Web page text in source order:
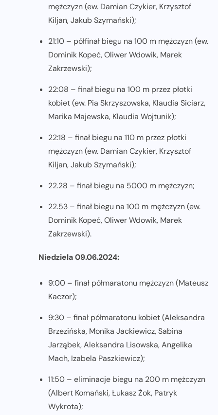
mężczyzn (ew. Damian Czykier, Krzysztof
Kiljan, Jakub Szymański);
21:10 – półfinał biegu na 100 m mężczyzn (ew.
Dominik Kopeć, Oliwer Wdowik, Marek
Zakrzewski);
22:08 – finał biegu na 100 m przez płotki
kobiet (ew. Pia Skrzyszowska, Klaudia Siciarz,
Marika Majewska, Klaudia Wojtunik);
22:18 – finał biegu na 110 m przez płotki
mężczyzn (ew. Damian Czykier, Krzysztof
Kiljan, Jakub Szymański);
22.28 – finał biegu na 5000 m mężczyzn;
22.53 – finał biegu na 100 m mężczyzn (ew.
Dominik Kopeć, Oliwer Wdowik, Marek
Zakrzewski).
Niedziela 09.06.2024:
9:00 – finał półmaratonu mężczyzn (Mateusz
Kaczor);
9:30 – finał półmaratonu kobiet (Aleksandra
Brzezińska, Monika Jackiewicz, Sabina
Jarząbek, Aleksandra Lisowska, Angelika
Mach, Izabela Paszkiewicz);
11:50 – eliminacje biegu na 200 m mężczyzn
(Albert Komański, Łukasz Żok, Patryk
Wykrota);